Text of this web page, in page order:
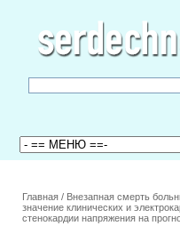
Главная / Внезапная смерть
значение клинических и
стенокардии напряжения на